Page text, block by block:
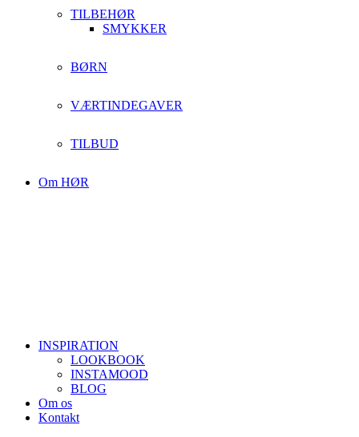
TILBEHØR
SMYKKER
BØRN
VÆRTINDEGAVER
TILBUD
Om HØR
INSPIRATION
LOOKBOOK
INSTAMOOD
BLOG
Om os
Kontakt